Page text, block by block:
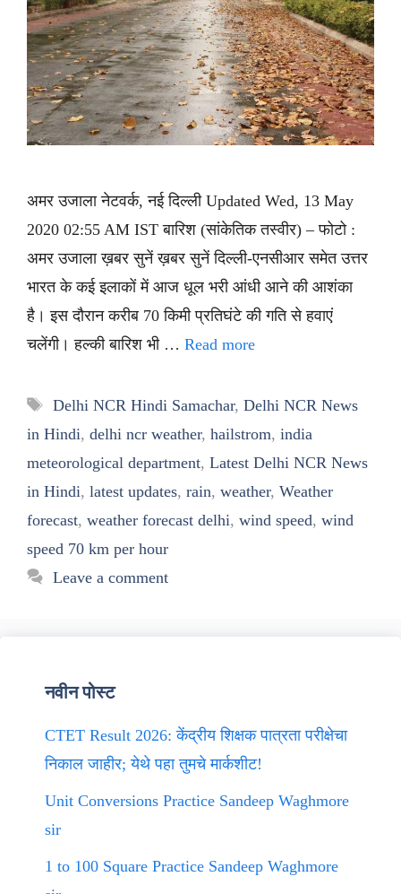
अमर उजाला नेटवर्क, नई दिल्ली Updated Wed, 13 May
2020 02:55 AM IST बारिश (सांकेतिक तस्वीर) – फोटो :
अमर उजाला ख़बर सुनें ख़बर सुनें दिल्ली-एनसीआर समेत उत्तर
भारत के कई इलाकों में आज धूल भरी आंधी आने की आशंका
है। इस दौरान करीब 70 किमी प्रतिघंटे की गति से हवाएं
चलेंगी। हल्की बारिश भी … Read more
Tags
Delhi NCR Hindi Samachar, Delhi NCR News
in Hindi, delhi ncr weather, hailstrom, india
meteorological department, Latest Delhi NCR News
in Hindi, latest updates, rain, weather, Weather
forecast, weather forecast delhi, wind speed, wind
speed 70 km per hour
Leave a comment
नवीन पोस्ट
CTET Result 2026: केंद्रीय शिक्षक पात्रता परीक्षेचा
निकाल जाहीर; येथे पहा तुमचे मार्कशीट!
Unit Conversions Practice Sandeep Waghmore
sir
1 to 100 Square Practice Sandeep Waghmore